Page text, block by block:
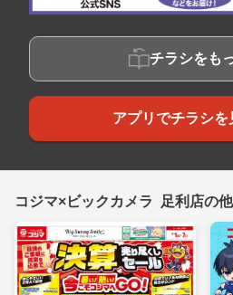
チラシをも
アプリでチラシを
コジマ×ビックカメラ 足利店の